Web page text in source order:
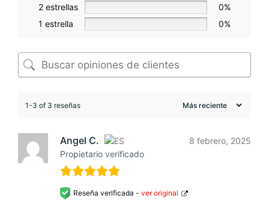
2 estrellas
0%
1 estrella
0%
1-3 of 3 reseñas
Angel C.
Propietario verificado
8 febrero, 2025
Reseña verificada - ver original